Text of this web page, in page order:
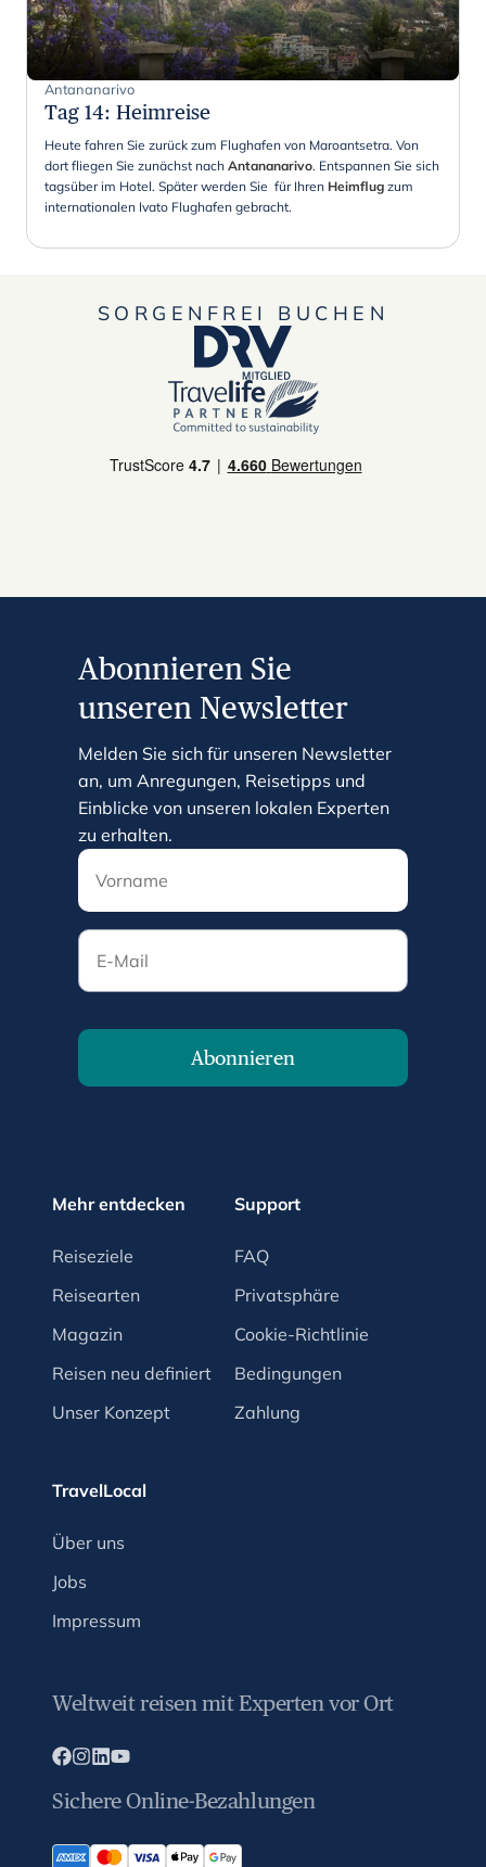
Antananarivo
Tag 14: Heimreise
Heute fahren Sie zurück zum Flughafen von Maroantsetra. Von
dort fliegen Sie zunächst nach Antananarivo. Entspannen Sie sich
tagsüber im Hotel. Später werden Sie für Ihren Heimflug zum
internationalen Ivato Flughafen gebracht.
SORGENFREI BUCHEN
Abonnieren Sie
unseren Newsletter
Melden Sie sich für unseren Newsletter
an, um Anregungen, Reisetipps und
Einblicke von unseren lokalen Experten
zu erhalten.
E-Mail
Abonnieren
Mehr entdecken
Reiseziele
Reisearten
Magazin
Reisen neu definiert
Unser Konzept
Support
FAQ
Privatsphäre
Cookie-Richtlinie
Bedingungen
Zahlung
TravelLocal
Über uns
Jobs
Impressum
Weltweit reisen mit Experten vor Ort
Sichere Online-Bezahlungen